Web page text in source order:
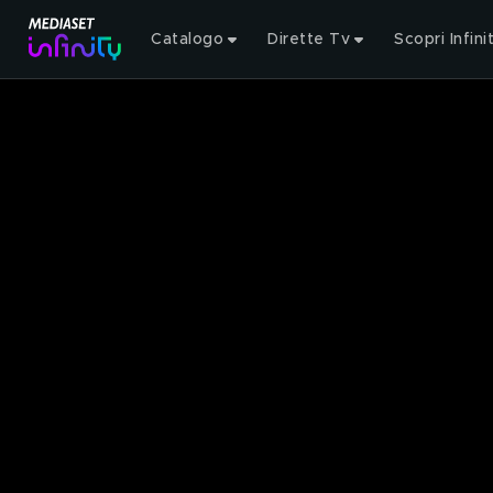
Catalogo Dirette Tv Scopri